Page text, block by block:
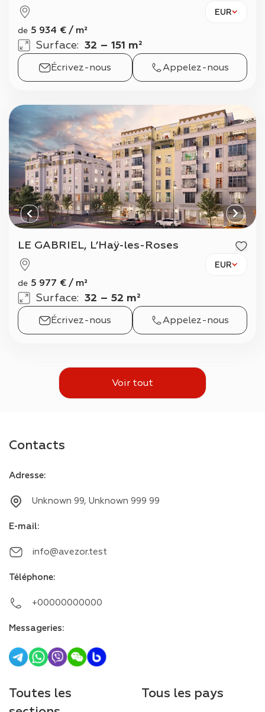
EUR
de 5 934 € / m²
Surface: 32 – 151 m²
Écrivez-nous Appelez-nous
LE GABRIEL, L’Haÿ-les-Roses
EUR
de 5 977 € / m²
Surface: 32 – 52 m²
Écrivez-nous Appelez-nous
Voir tout
Contacts
Adresse:
Unknown 99, Unknown 999 99
E-mail:
info@avezor.test
Téléphone:
+00000000000
Messageries:
Toutes les
Tous les pays